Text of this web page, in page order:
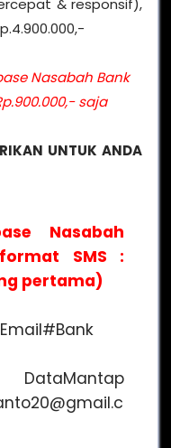
Nasabah Bank
saja
UNTUK ANDA
Nasabah
SMS :
pertama)